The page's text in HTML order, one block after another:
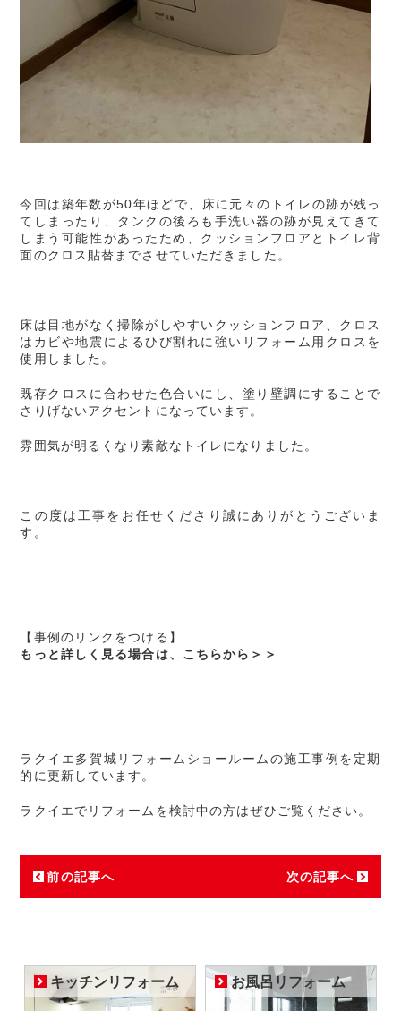
今回は築年数が50年ほどで、床に元々のトイレの跡が残っ
てしまったり、タンクの後ろも手洗い器の跡が見えてきて
しまう可能性があったため、クッションフロアとトイレ背
面のクロス貼替までさせていただきました。
床は目地がなく掃除がしやすいクッションフロア、クロス
はカビや地震によるひび割れに強いリフォーム用クロスを
使用しました。
既存クロスに合わせた色合いにし、塗り壁調にすることで
さりげないアクセントになっています。
雰囲気が明るくなり素敵なトイレになりました。
この度は工事をお任せくださり誠にありがとうございま
す。
【事例のリンクをつける】
もっと詳しく見る場合は、こちらから＞＞
ラクイエ多賀城リフォームショールームの施工事例を定期
的に更新しています。
ラクイエでリフォームを検討中の方はぜひご覧ください。
前の記事へ 次の記事へ
キッチンリフォーム お風呂リフォーム